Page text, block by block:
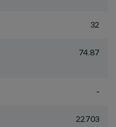
32
74.87
-
22703